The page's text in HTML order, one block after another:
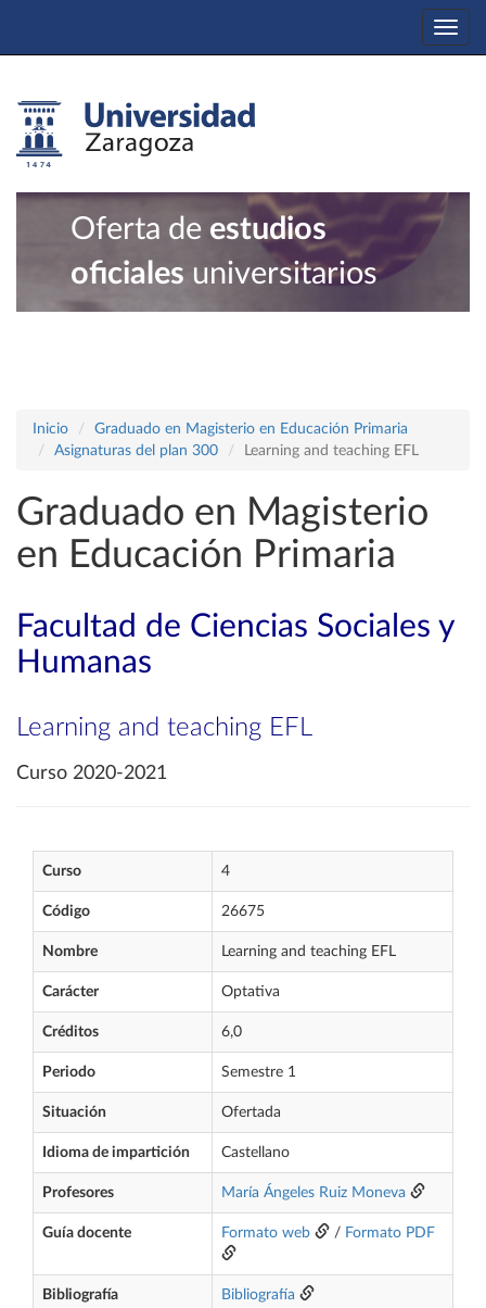
Oferta de estudios
oficiales universitarios
Inicio
Graduado en Magisterio en Educación Primaria
Asignaturas del plan 300
Learning and teaching EFL
Graduado en Magisterio
en Educación Primaria
Facultad de Ciencias Sociales y
Humanas
Learning and teaching EFL
Curso 2020-2021
Curso 4
Código 26675
Nombre Learning and teaching EFL
Carácter Optativa
Créditos 6,0
Periodo Semestre 1
Situación Ofertada
Idioma de impartición Castellano
Profesores María Ángeles Ruiz Moneva
Guía docente Formato web / Formato PDF
Bibliografía
Bibliografía